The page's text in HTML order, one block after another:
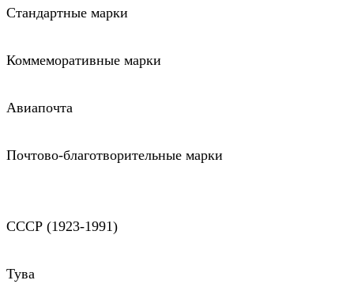
Стандартные марки
Коммеморативные марки
Авиапочта
Почтово-благотворительные марки
СССР (1923-1991)
Тува